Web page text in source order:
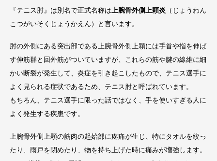
『テニス肘』は別名で正式名称は 上腕骨外側上顆炎 （じょうわん
こつがいそくじょうかえん）と言います。
肘の外側にある突出部である上腕骨外側上顆には手首や指を伸ば
す伸筋群と回外筋がついていますが、これらの筋や腱の線維に細
かい断裂が発生して、炎症を引き起こしたもので、テニス選手に
よく見られる症状であるため、テニス肘と呼ばれています。
もちろん、テニス選手に限った話ではなく、手を使いすぎる人に
よく発生する疾患です。
上腕骨外側上顆の筋肉の起始部に疼痛が生じ、特にタオルを絞っ
たり、雨戸を閉めたり、物を持ち上げた時に痛みが増強します。